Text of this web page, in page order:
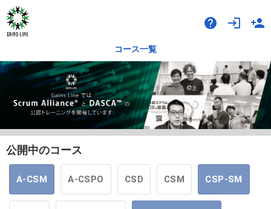
help login person_add
コース一覧
公開中のコース
A-CSM A-CSPO CSD CSM CSP-SM